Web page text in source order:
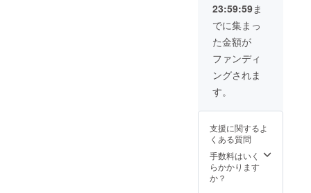
AIRSTREAMミ
ニカー】
【AIRSTREAM
ネームプレート
大】
【AIRSTREAM
ネームプレート
小】 ○シンボル
ツリー命名権
23:59:59ま
でに集まっ
た金額が
ファンディ
ングされま
す。
支援に関するよ
くある質問
手数料はいく
らかかります
か？